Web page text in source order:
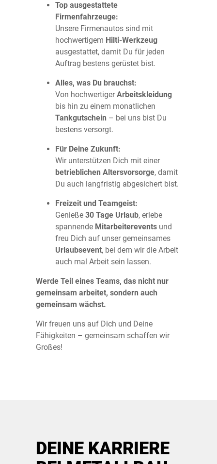
Top ausgestattete
Firmenfahrzeuge:
Unsere Firmenautos sind mit
hochwertigem Hilti-Werkzeug
ausgestattet, damit Du für jeden
Auftrag bestens gerüstet bist.
Alles, was Du brauchst:
Von hochwertigerArbeitskleidung
bis hin zu einem monatlichen
Tankgutschein – bei uns bist Du
bestens versorgt.
Für Deine Zukunft:
Wir unterstützen Dich mit einer
betrieblichen Altersvorsorge, damit
Du auch langfristig abgesichert bist.
Freizeit und Teamgeist:
Genieße 30 Tage Urlaub, erlebe
spannende Mitarbeiterevents und
freu Dich auf unser gemeinsames
Urlaubsevent, bei dem wir die Arbeit
auch mal Arbeit sein lassen.
Werde Teil eines Teams, das nicht nur
gemeinsam arbeitet, sondern auch
gemeinsam wächst.
Wir freuen uns auf Dich und Deine
Fähigkeiten – gemeinsam schaffen wir
Großes!
DEINE KARRIERE